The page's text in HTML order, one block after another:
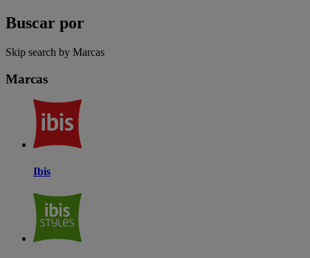
Buscar por
Skip search by Marcas
Marcas
Ibis